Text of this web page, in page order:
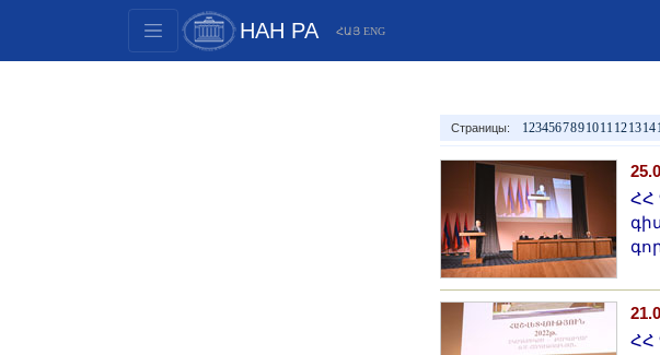
НАН РА ՀԱՅ ENG
Страницы: 1234567891011 121314
ՀՀ
ՀՀ